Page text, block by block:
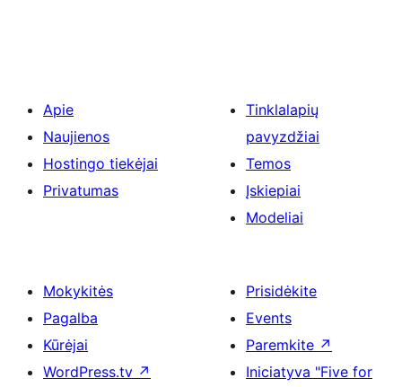
Apie
Naujienos
Hostingo tiekėjai
Privatumas
Tinklalapių
pavyzdžiai
Temos
Įskiepiai
Modeliai
Mokykitės
Pagalba
Kūrėjai
WordPress.tv ↗
Prisidėkite
Events
Paremkite ↗
Iniciatyva "Five for